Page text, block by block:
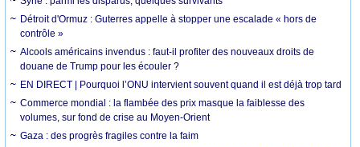
Détroit d'Ormuz : Guterres appelle à stopper une escalade « hors de
contrôle »
Alcools américains invendus : faut-il profiter des nouveaux droits de
douane de Trump pour les écouler ?
EN DIRECT | Pourquoi l’ONU intervient souvent quand il est déjà trop tard
Commerce mondial : la flambée des prix masque la faiblesse des
volumes, sur fond de crise au Moyen-Orient
Gaza : des progrès fragiles contre la faim